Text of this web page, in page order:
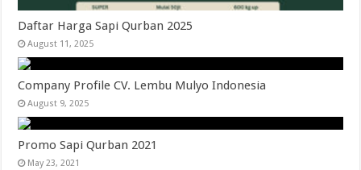
Daftar Harga Sapi Qurban 2025
August 11, 2025
Company Profile CV. Lembu Mulyo Indonesia
August 9, 2025
Promo Sapi Qurban 2021
May 23, 2021